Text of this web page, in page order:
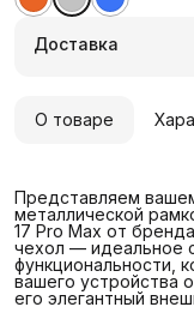
Доставка
О товаре
Представляем
металлической
17 Pro Max от
чехол — идеальное
функциональности,
вашего устройства
его элегантный